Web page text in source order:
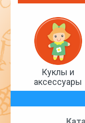
Куклы и
аксессуары